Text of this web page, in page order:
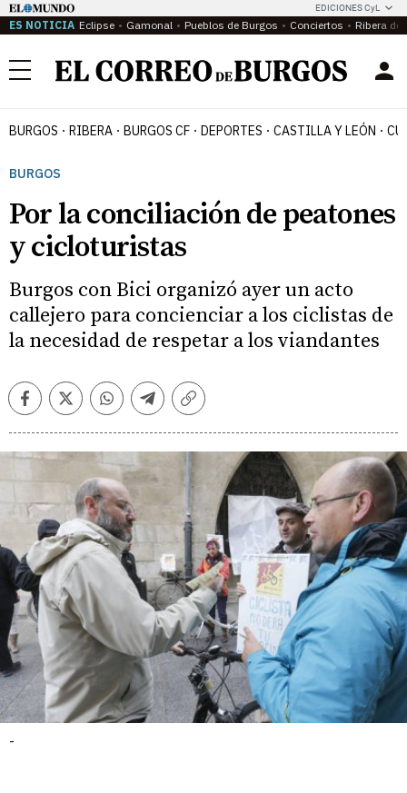
EDICIONES CyL
ES NOTICIA Eclipse Gamonal Pueblos de Burgos Conciertos Ribera del
Menú
BURGOS RIBERA BURGOS CF DEPORTES CASTILLA Y LEÓN
BURGOS
Por la conciliación de peatones
y cicloturistas
Burgos con Bici organizó ayer un acto
callejero para concienciar a los ciclistas de
la necesidad de respetar a los viandantes
FacebookTwitterWhatsappTelegramCopiar
-